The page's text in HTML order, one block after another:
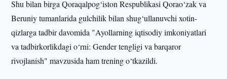
Shu bilan birga Qoraqalpog‘iston Respublikasi Qorao‘zak va
Beruniy tumanlarida gulchilik bilan shug‘ullanuvchi xotin-
qizlarga tadbir davomida "Ayollarning iqtisodiy imkoniyatlari
va tadbirkorlikdagi o‘rni: Gender tengligi va barqaror
rivojlanish" mavzusida ham trening o‘tkazildi.